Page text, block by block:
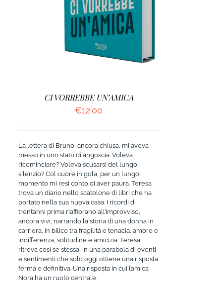
CI VORREBBE UN’AMICA
€12.00
La lettera di Bruno, ancora chiusa, mi aveva
messo in uno stato di angoscia. Voleva
ricominciare? Voleva scusarsi del lungo
silenzio? Col cuore in gola, per un lungo
momento mi resi conto di aver paura. Teresa
trova un diario nello scatolone di libri che ha
portato nella sua nuova casa. I ricordi di
trent’anni prima riaffiorano all’improvviso,
ancora vivi, narrando la storia di una donna in
carriera, in bilico tra fragilità e tenacia, amore e
indifferenza, solitudine e amicizia. Teresa
ritrova così se stessa, in una parabola di eventi
e sentimenti che solo oggi ottiene una risposta
ferma e definitiva. Una risposta in cui l’amica
Nora ha un ruolo centrale.